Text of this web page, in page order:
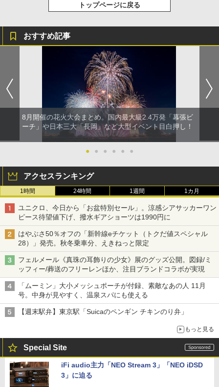
トップページに戻る
おすすめ記事
8月開催の花火大会まとめ。国内最大級2.4万発「幕張ビ
ーチ」や日本三大「長岡」など大型イベント目白押し！
● ● ● ● ● ●
アクセスランキング
1時間 24時間 1週間 1カ月
ユニクロ、今日から「お盆特別セール」。涼感シアサッカーワン
ピース待望値下げ、撥水ギアショーツは1990円に
はやぶさ50％オフの「新幹線eチケット（トクだ値スペシャル
28）」発売。秋冬乗車分、えきねっと限定
フェルメール《真珠の耳飾りの少女》展のグッズ公開。図録/ミ
ッフィー/葬送のフリーレンほか、注目ブランドコラボが実現
「ムーミン」大小メッシュポーチが付録、素敵なあの人 11月
号。中身が見やすく、温泉スパにも使える
【週末駅弁】東京駅「Suicaのペンギン チキンのり弁」
もっと見る
Special Site
iFi audio主力「NEO Stream 3」「NEO iDSD
3」に迫る